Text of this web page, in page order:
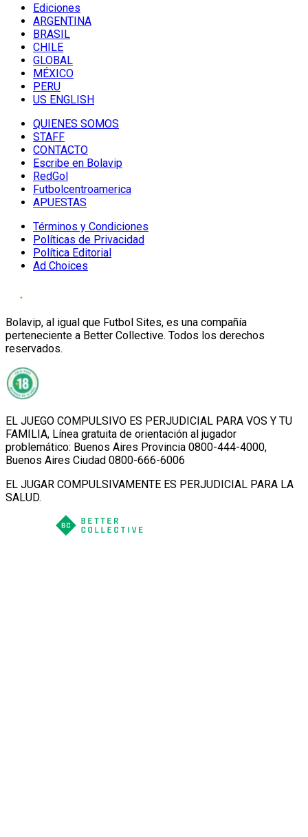
Ediciones
ARGENTINA
BRASIL
CHILE
GLOBAL
MÉXICO
PERU
US ENGLISH
QUIENES SOMOS
STAFF
CONTACTO
Escribe en Bolavip
RedGol
Futbolcentroamerica
APUESTAS
Términos y Condiciones
Políticas de Privacidad
Política Editorial
Ad Choices
Bolavip, al igual que Futbol Sites, es una compañía
perteneciente a Better Collective. Todos los derechos
reservados.
EL JUEGO COMPULSIVO ES PERJUDICIAL PARA VOS Y TU
FAMILIA, Línea gratuita de orientación al jugador
problemático: Buenos Aires Provincia 0800-444-4000,
Buenos Aires Ciudad 0800-666-6006
EL JUGAR COMPULSIVAMENTE ES PERJUDICIAL PARA LA
SALUD.